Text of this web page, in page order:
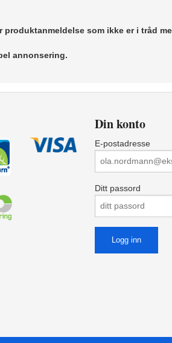
som ikke er i tråd
annonsering.
Din konto
E-postadresse
Ditt passord